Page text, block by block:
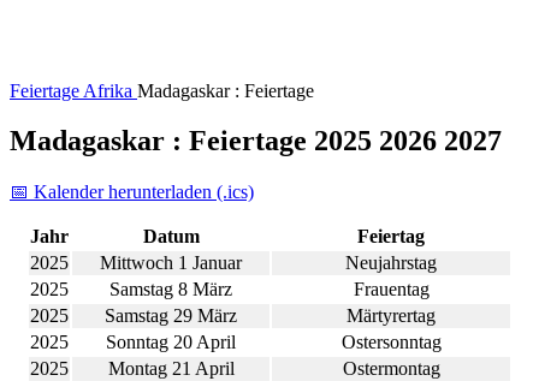
Feiertage Afrika Madagaskar : Feiertage
Madagaskar : Feiertage 2025 2026 2027
📅 Kalender herunterladen (.ics)
Jahr Datum
Feiertag
2025
Mittwoch 1 Januar
Neujahrstag
2025
Samstag 8 März
Frauentag
2025
Samstag 29 März
Märtyrertag
2025
Sonntag 20 April
Ostersonntag
2025
Montag 21 April
Ostermontag